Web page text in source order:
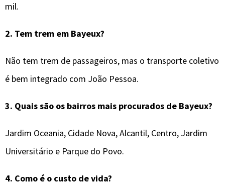
mil.
2. Tem trem em Bayeux?
Não tem trem de passageiros, mas o transporte coletivo
é bem integrado com João Pessoa.
3. Quais são os bairros mais procurados de Bayeux?
Jardim Oceania, Cidade Nova, Alcantil, Centro, Jardim
Universitário e Parque do Povo.
4. Como é o custo de vida?